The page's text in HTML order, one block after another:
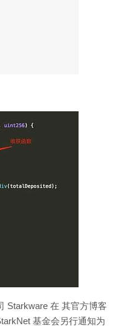
Starkware 在 其官方博客
基金会另行通知为